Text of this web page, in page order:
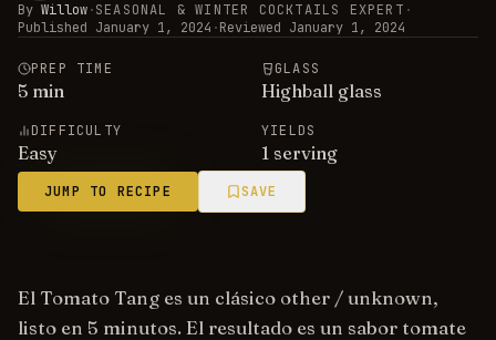
By Willow·SEASONAL & WINTER COCKTAILS EXPERT ·
Published January 1, 2024 ·Reviewed January 1, 2024
PREP TIME
5 min
GLASS
Highball glass
DIFFICULTY
Easy
YIELDS
1 serving
JUMP TO RECIPE SAVE
El Tomato Tang es un clásico other / unknown,
listo en 5 minutos. El resultado es un sabor tomate